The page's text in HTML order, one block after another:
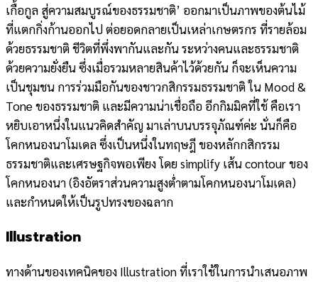
เกื้อกูล สู่ความสมบูรณ์ของธรรมชาติ’ ออกมาเป็นภาพของต้นไม้
ที่แตกกิ่งก้านออกไป ต่อยอดกลายเป็นเหล่าเกษตรกร ที่รายล้อม
ด้วยธรรมชาติ ชีวิตที่พึ่งพากันและกัน ระหว่างคนและธรรมชาติ
ด้วยความยั่งยืน ซึ่งเมื่อรวมหลายสินค้าไว้ด้วยกัน ก็จะเห็นความ
เป็นชุมชน การร่วมมือกันของชาวกสิกรรมธรรมชาติ ใน Mood &
Tone ของธรรมชาติ และมีความน่าเชื่อถือ อีกกิมมิคที่ใช้ คือเรา
หยิบเอาหนึ่งในแนวคิดสำคัญ มาเล่าบนบรรจุภัณฑ์ค่ะ นั่นก็คือ
โคกหนองนาโมเดล ซึ่งเป็นหนึ่งในทฤษฎี ของหลักกสิกรรม
ธรรมชาติและเศรษฐกิจพอเพียง โดย simplify เส้น contour ของ
โคกหนองนา (อิงอัตราส่วนความสูงต่ำตามโคกหนองนาโมเดล)
และกำหนดให้เป็นรูปทรงของฉลาก
Illustration
ทางด้านของเทคนิคของ Illustration ที่เราใช้ในการนำเสนอภาพ